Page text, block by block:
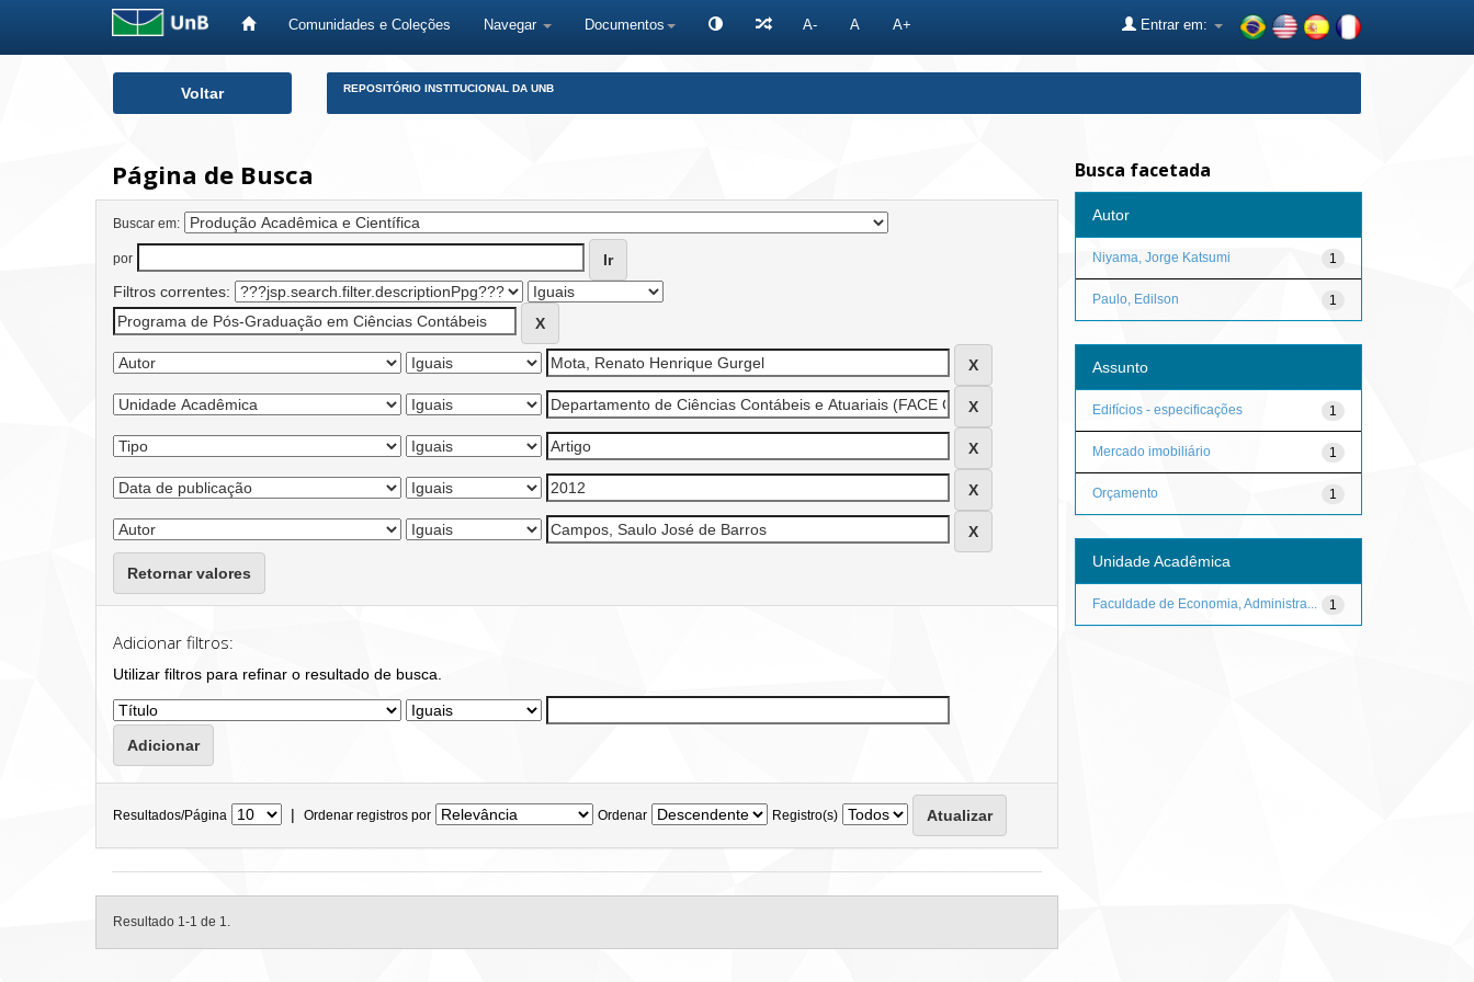
Comunidades e Coleções Navegar Documentos A- A A+ Entrar em:
Voltar REPOSITÓRIO INSTITUCIONAL DA UNB
Página de Busca
Buscar em:
por
Filtros correntes:
Retornar valores
Adicionar filtros:
Utilizar filtros para refinar o resultado de busca.
Resultados/Página | Ordenar registros por Ordenar Registro(s)
Resultado 1-1 de 1.
Busca facetada
Autor
1
Niyama, Jorge Katsumi
1
Paulo, Edilson
Assunto
1
Edifícios - especificações
1
Mercado imobiliário
1
Orçamento
Unidade Acadêmica
1
Faculdade de Economia, Administra...